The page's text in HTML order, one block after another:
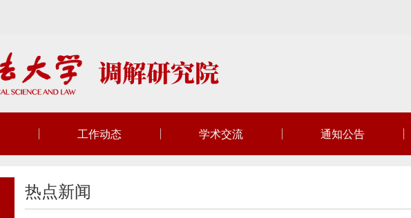
工作动态 学术交流 通知公告
热点新闻